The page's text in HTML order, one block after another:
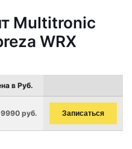
Multitronic
WRX
в Руб.
руб. Записаться